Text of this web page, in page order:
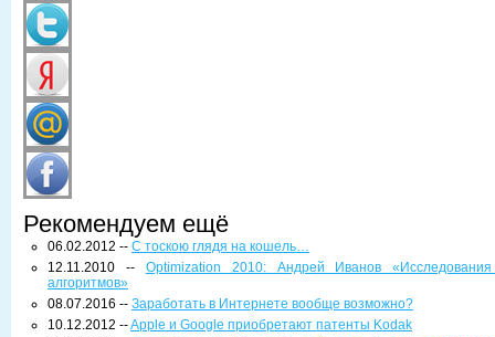
Рекомендуем ещё
06.02.2012 -- С тоскою глядя на кошель…
12.11.2010 -- Optimization 2010: Андрей Иванов
алгоритмов»
08.07.2016 -- Заработать в Интернете вообще возможно?
10.12.2012 --Apple и Google приобретают патенты Kodak